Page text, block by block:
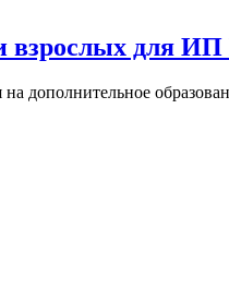
взрослых для
дополнительное